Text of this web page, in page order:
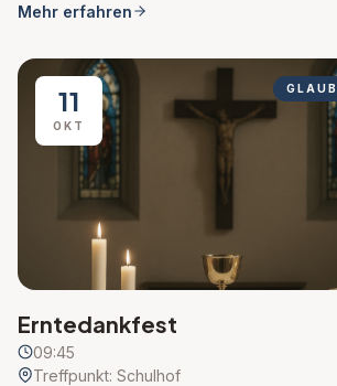
Mehr erfahren
11
OKT
Erntedankfest
09:45
Treffpunkt: Schulhof